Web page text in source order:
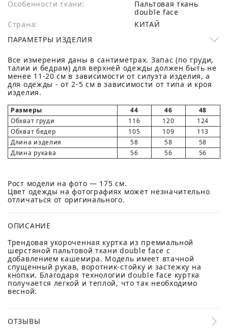
Особенности ткани:
Пальтовая ткань
double face
Страна:
КИТАЙ
ПАРАМЕТРЫ ИЗДЕЛИЯ
Все измерения даны в сантиметрах. Запас (по груди,
талии и бедрам) для верхней одежды должен быть не
менее 11-20 см в зависимости от силуэта изделия, а
для одежды - от 2-5 см в зависимости от типа и кроя
изделия.
Размеры 44 46
48
Обхват груди
116 120
124
Обхват бедер
105 109
113
Длина изделия
58 58
58
Длина рукава
56 56 56
Рост модели на фото — 175 см.
Цвет одежды на фотографиях может незначительно
отличаться от оригинального.
ОПИСАНИЕ
Трендовая укороченная куртка из премиальной
шерстяной пальтовой ткани double face с
добавлением кашемира. Модель имеет втачной
спущенный рукав, воротник-стойку и застежку на
кнопки. Благодаря технологии double face куртка
получается легкой и теплой, что так необходимо
весной.
ОТЗЫВЫ